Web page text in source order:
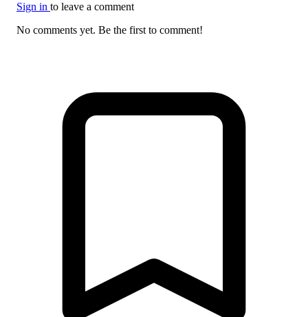
Sign in to leave a comment
No comments yet. Be the first to comment!